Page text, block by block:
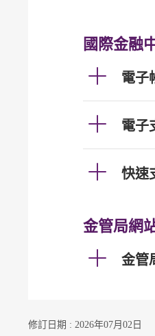
國際金融
電子
電子
快速
金管局網
金管
修訂日期 : 2026年07月02日